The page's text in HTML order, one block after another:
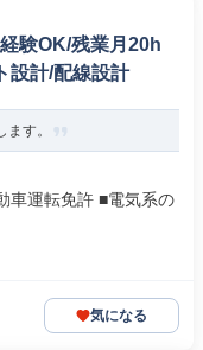
験OK/残業月20h
設計/配線設計
す。
車運転免許 ■電気系の
気になる